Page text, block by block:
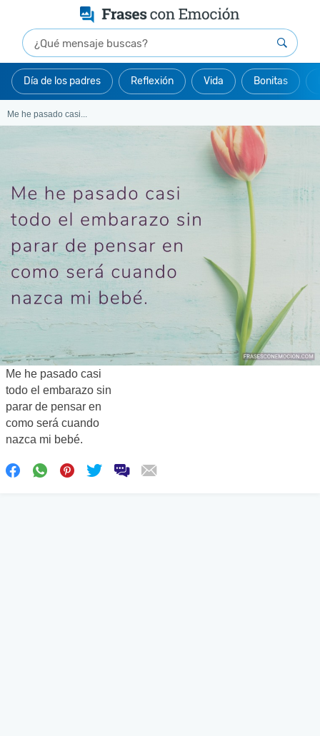
Día de los padres Reflexión Vida Bonitas
Me he pasado casi...
Me he pasado casi
todo el embarazo sin
parar de pensar en
como será cuando
nazca mi bebé.